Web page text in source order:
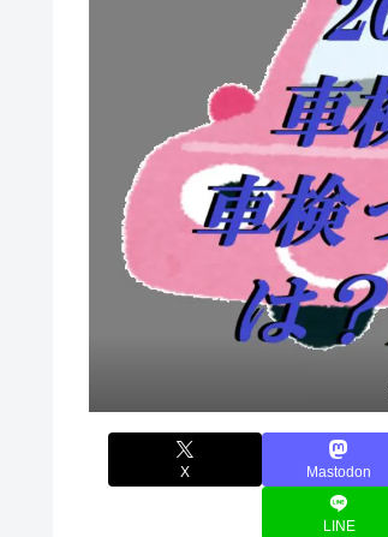
X Mastodon
LINE